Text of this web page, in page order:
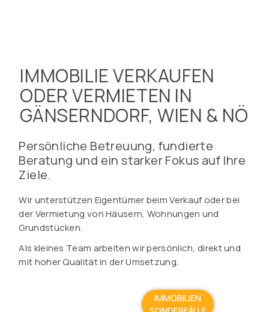
IMMOBILIE VERKAUFEN
ODER VERMIETEN IN
GÄNSERNDORF, WIEN & NÖ
Persönliche Betreuung, fundierte
Beratung und ein starker Fokus auf Ihre
Ziele.
Wir unterstützen Eigentümer beim Verkauf oder bei
der Vermietung von Häusern, Wohnungen und
Grundstücken.
Als kleines Team arbeiten wir persönlich, direkt und
mit hoher Qualität in der Umsetzung.
IMMOBILIEN